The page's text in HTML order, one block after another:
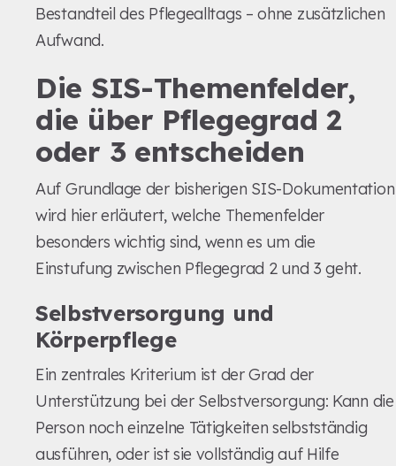
Bestandteil des Pflegealltags – ohne zusätzlichen
Aufwand.
Die SIS-Themenfelder,
die über Pflegegrad 2
oder 3 entscheiden
Auf Grundlage der bisherigen SIS-Dokumentation
wird hier erläutert, welche Themenfelder
besonders wichtig sind, wenn es um die
Einstufung zwischen Pflegegrad 2 und 3 geht.
Selbstversorgung und
Körperpflege
Ein zentrales Kriterium ist der Grad der
Unterstützung bei der Selbstversorgung: Kann die
Person noch einzelne Tätigkeiten selbstständig
ausführen, oder ist sie vollständig auf Hilfe